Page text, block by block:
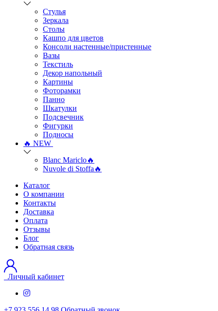
Стулья
Зеркала
Столы
Кашпо для цветов
Консоли настенные/пристенные
Вазы
Текстиль
Декор напольный
Картины
Фоторамки
Панно
Шкатулки
Подсвечник
Фигурки
Подносы
🔥 NEW
Blanc Mariclo🔥
Nuvole di Stoffa🔥
Каталог
О компании
Контакты
Доставка
Оплата
Отзывы
Блог
Обратная связь
Личный кабинет